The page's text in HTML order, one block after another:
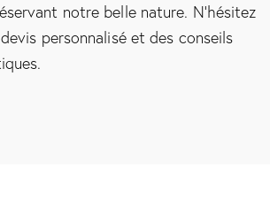
notre belle nature. N’hésitez
personnalisé et des conseils